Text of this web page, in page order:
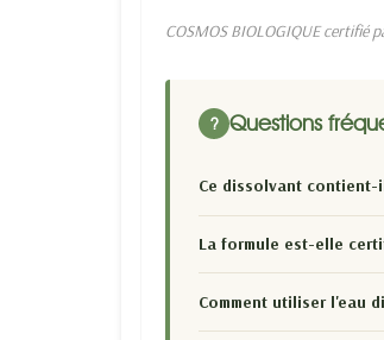
COSMOS BIOLOGIQUE certifié
? Questions
Ce dissolvant contient-
La formule est-elle
Comment utiliser l'eau